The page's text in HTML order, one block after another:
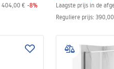
404,00 € -8%
Laagste prijs in de
Reguliere prijs: